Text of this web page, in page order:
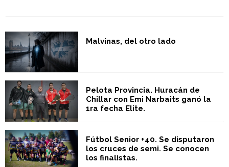
Malvinas, del otro lado
Pelota Provincia. Huracán de
Chillar con Emi Narbaits ganó la
1ra fecha Elite.
Fútbol Senior +40. Se disputaron
los cruces de semi. Se conocen
los finalistas.